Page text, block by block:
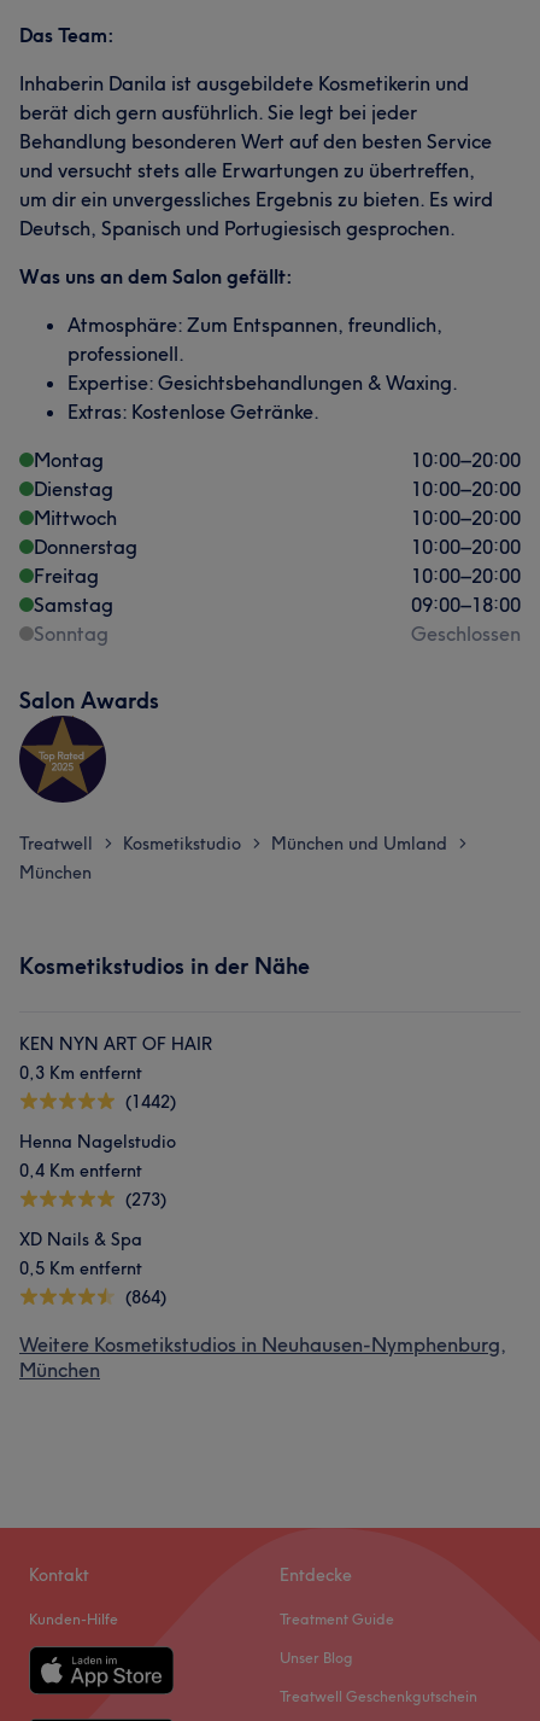
Das Team:
Inhaberin Danila ist ausgebildete Kosmetikerin und
berät dich gern ausführlich. Sie legt bei jeder
Behandlung besonderen Wert auf den besten Service
und versucht stets alle Erwartungen zu übertreffen,
um dir ein unvergessliches Ergebnis zu bieten. Es wird
Deutsch, Spanisch und Portugiesisch gesprochen.
Was uns an dem Salon gefällt:
Atmosphäre: Zum Entspannen, freundlich,
professionell.
Expertise: Gesichtsbehandlungen & Waxing.
Extras: Kostenlose Getränke.
Montag
10:00–20:00
Dienstag
10:00–20:00
Mittwoch
10:00–20:00
Donnerstag
10:00–20:00
Freitag
10:00–20:00
Samstag
09:00–18:00
Sonntag
Geschlossen
Salon Awards
Treatwell > Kosmetikstudio > München und Umland >
München
Kosmetikstudios in der Nähe
KEN NYN ART OF HAIR
0,3 Km entfernt
(1442)
Henna Nagelstudio
0,4 Km entfernt
(273)
XD Nails & Spa
0,5 Km entfernt
(864)
Weitere Kosmetikstudios in Neuhausen-Nymphenburg,
München
Kontakt
Kunden-Hilfe
Entdecke
Treatment Guide
Unser Blog
Treatwell Geschenkgutschein